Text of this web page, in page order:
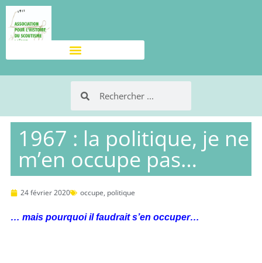
1967 : la politique, je ne
m’en occupe pas…
24 février 2020 occupe, politique
… mais pourquoi il faudrait s’en occuper…